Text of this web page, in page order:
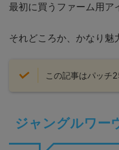
最初に買うファーム用ア
それどころか、かなり魅
この記事はパッチ
ジャングルワー